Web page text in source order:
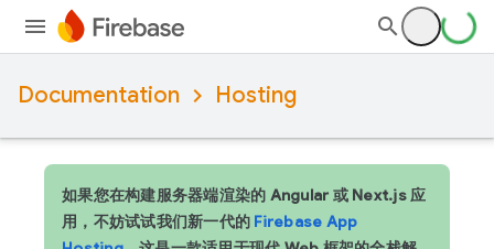
Documentation Hosting
如果您在构建服务器端渲染的 Angular 或 Next.js 应
用，不妨试试我们新一代的 Firebase App